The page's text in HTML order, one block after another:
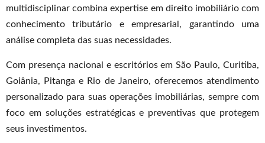
multidisciplinar combina expertise em direito imobiliário com
conhecimento tributário e empresarial, garantindo uma
análise completa das suas necessidades.
Com presença nacional e escritórios em São Paulo, Curitiba,
Goiânia, Pitanga e Rio de Janeiro, oferecemos atendimento
personalizado para suas operações imobiliárias, sempre com
foco em soluções estratégicas e preventivas que protegem
seus investimentos.